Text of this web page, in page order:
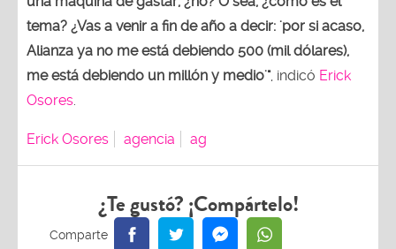
tema? ¿Vas a venir a fin de año a decir: 'por si acaso,
Alianza ya no me está debiendo 500 (mil dólares),
me está debiendo un millón y medio'", indicó Erick
Osores
Erick Osores agencia ag
¿Te gustó? ¡Compártelo!